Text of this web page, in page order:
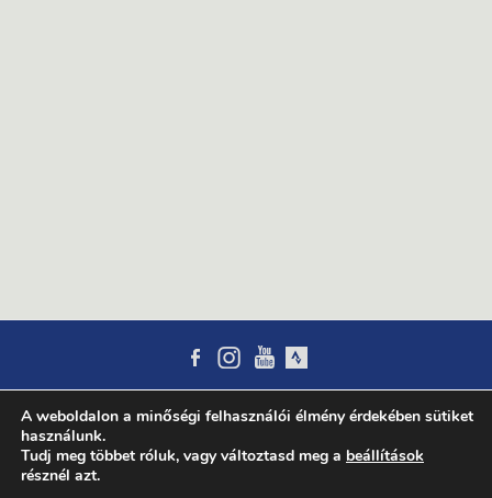
A weboldalon a minőségi felhasználói élmény érdekében sütiket
használunk.
Tudj meg többet róluk, vagy változtasd meg a beállítások
résznél azt.